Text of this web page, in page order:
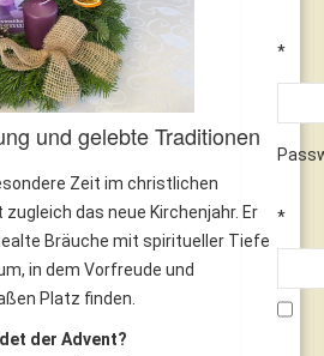
*
*
und gelebte Traditionen
Zeit im christlichen
das neue Kirchenjahr. Er
Bräuche mit spiritueller Tiefe
in dem Vorfreude und
Platz finden.
der Advent?